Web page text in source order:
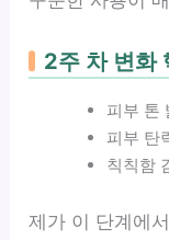
2주 차 변화
피부 톤
피부 탄
칙칙함
제가 이 단계에